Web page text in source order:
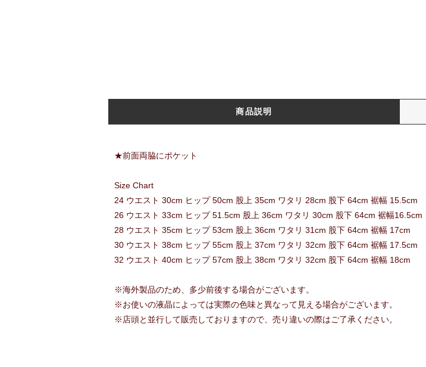
商品説明
★前面両脇にポケット
Size Chart
24 ウエスト 30cm ヒップ 50cm 股上 35cm ワタリ 28cm 股下 64cm 裾幅 15.5cm
26 ウエスト 33cm ヒップ 51.5cm 股上 36cm ワタリ 30cm 股下 64cm 裾幅16.5cm
28 ウエスト 35cm ヒップ 53cm 股上 36cm ワタリ 31cm 股下 64cm 裾幅 17cm
30 ウエスト 38cm ヒップ 55cm 股上 37cm ワタリ 32cm 股下 64cm 裾幅 17.5cm
32 ウエスト 40cm ヒップ 57cm 股上 38cm ワタリ 32cm 股下 64cm 裾幅 18cm
※海外製品のため、多少前後する場合がございます。
※お使いの液晶によっては実際の色味と異なって見える場合がございます。
※店頭と並行して販売しておりますので、売り違いの際はご了承ください。